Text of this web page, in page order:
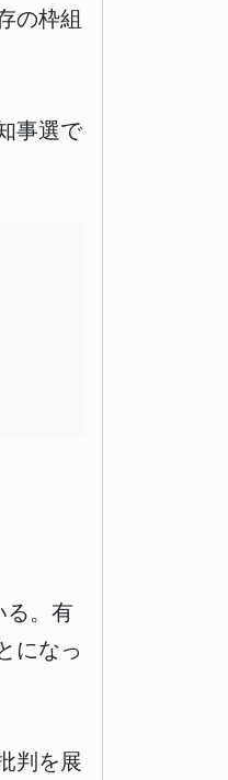
の枠組
事選で
る。有
になっ
判を展